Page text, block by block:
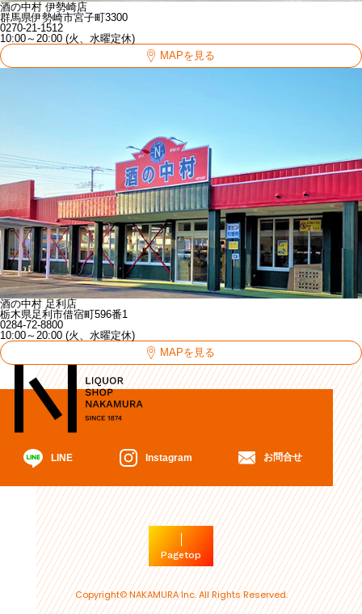
酒の中村 伊勢崎店
群馬県伊勢崎市宮子町3300
0270-21-1512
10:00～20:00 (火、水曜定休)
MAPを見る
酒の中村 足利店
栃木県足利市借宿町596番1
0284-72-8800
10:00～20:00 (火、水曜定休)
MAPを見る
LINE Instagram お問合せ
Pagetop
Copyright© NAKAMURA Inc. All Rights Reserved.